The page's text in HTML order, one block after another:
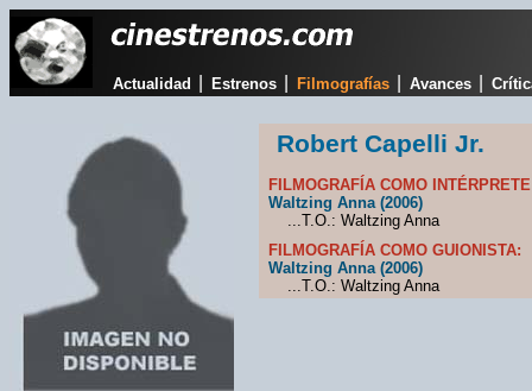
Actualidad Estrenos Filmografías Avances
Robert Capelli Jr.
FILMOGRAFÍA COMO
Waltzing Anna (2006)
...T.O.: Waltzing Anna
FILMOGRAFÍA COMO GUIONISTA:
Waltzing Anna (2006)
...T.O.: Waltzing Anna